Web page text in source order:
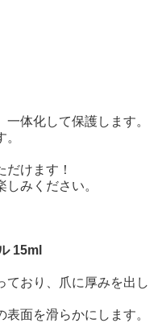
体化して保護します。
けます！
みください。
15ml
ており、爪に厚みを出し
面を滑らかにします。